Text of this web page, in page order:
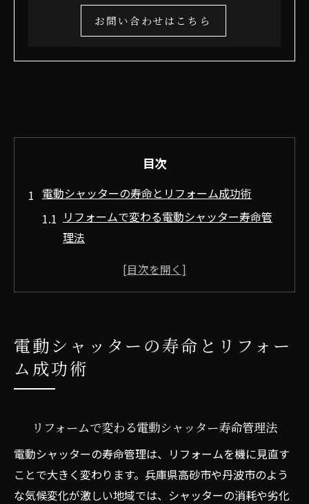
お問い合わせはこちら
目次
電動シャッターの寿命とリフォーム成功術
リフォームで変わる電動シャッター寿命管
理法
寿命を見極めるリフォーム時期の判断基準
グ
経年変化を見極めるリフォームのポイント
リフォームで解決する経年トラブル事例
電動シャッターの経年変化に強い素材選び
経年劣化を防ぐリフォームメンテナンス術
リフォームで経年劣化リスクを最小限に
電動シャッターの寿命とリフォー
ム成功術
リフォームで変わる電動シャッター寿命管理法
電動シャッターの寿命管理は、リフォームを機に見直す
ことで大きく変わります。兵庫県高砂市や丹波市のよう
な気候変化が激しい地域では、シャッターの消耗や劣化